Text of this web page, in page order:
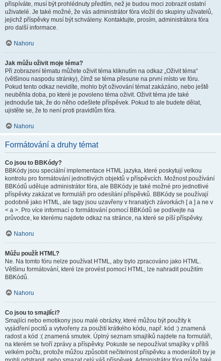
přispíváte, musí být prohlédnuty předtím, než je budou moci zobrazit ostatní
uživatelé. Je také možné, že vás administrátor fóra vložil do skupiny uživatelů,
jejichž příspěvky musí být schváleny. Kontaktujte, prosím, administrátora fóra
pro další informace.
Nahoru
Jak můžu oživit moje téma?
Při zobrazení tématu můžete oživit téma kliknutím na odkaz „Oživit téma“
(většinou naspodu stránky), čímž se téma přesune na první místo ve fóru.
Pokud tento odkaz nevidíte, mohlo být oživování témat zakázáno, nebo ještě
neuběhla doba, po které je povoleno téma oživit. Oživit téma jde také
jednoduše tak, že do něho odešlete příspěvek. Pokud to ale budete dělat,
ujistěte se, že to není proti pravidlům fóra.
Nahoru
Formátování a druhy témat
Co jsou to BBKódy?
BBKódy jsou speciální implementace HTML jazyka, které poskytují velkou
kontrolu pro formátování jednotlivých objektů v příspěvcích. Možnost používání
BBKódů uděluje administrátor fóra, ale BBKódy je také možné pro jednotlivé
příspěvky zakázat ve formuláři pro odesílání příspěvků. BBKódy se používají
podobně jako HTML, ale tagy jsou uzavřeny v hranatých závorkách [ a ] a ne v
< a >. Pro více informací o formátování pomocí BBKódů se podívejte na
průvodce, ke kterému najdete odkaz na stránce, na které se píší příspěvky.
Nahoru
Můžu použít HTML?
Ne. Na tomto fóru nelze používat HTML, aby bylo zpracováno jako HTML.
Většinu formátování, které lze provést pomocí HTML, lze nahradit použitím
BBKódů.
Nahoru
Co jsou to smajlíci?
Smajlíci nebo emotikony jsou malé obrázky, které můžou být použity k
vyjádření pocitů a vytvořeny za použití krátkého kódu, např. kód :) znamená
radost a kód :( znamená smutek. Úplný seznam smajlíků najdete na formuláři,
na kterém se tvoří zprávy a příspěvky. Pokuste se nepoužívat smajlíky v příliš
velkém počtu, protože můžou způsobit nečitelnost příspěvku a moderátoři by je